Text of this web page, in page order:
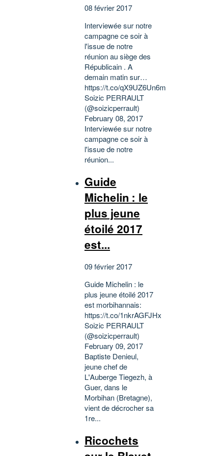
08 février 2017
Interviewée sur notre
campagne ce soir à
l'issue de notre
réunion au siège des
Républicain . A
demain matin sur…
https://t.co/qX9UZ6Un6m
Soizic PERRAULT
(@soizicperrault)
February 08, 2017
Interviewée sur notre
campagne ce soir à
l'issue de notre
réunion...
Guide
Michelin : le
plus jeune
étoilé 2017
est...
09 février 2017
Guide Michelin : le
plus jeune étoilé 2017
est morbihannais:
https://t.co/1nkrAGFJHx
Soizic PERRAULT
(@soizicperrault)
February 09, 2017
Baptiste Denieul,
jeune chef de
L'Auberge Tiegezh, à
Guer, dans le
Morbihan (Bretagne),
vient de décrocher sa
1re...
Ricochets